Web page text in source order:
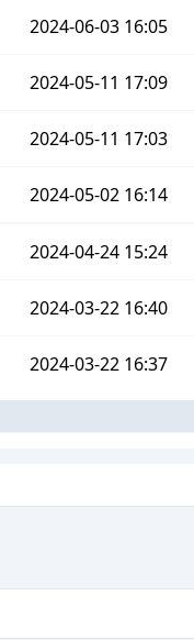
2024-06-03 16:05
2024-05-11 17:09
2024-05-11 17:03
2024-05-02 16:14
2024-04-24 15:24
2024-03-22 16:40
2024-03-22 16:37